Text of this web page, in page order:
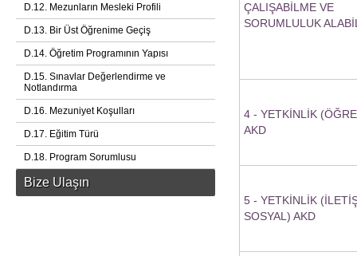
D.12. Mezunların Mesleki Profili
D.13. Bir Üst Öğrenime Geçiş
D.14. Öğretim Programının Yapısı
D.15. Sınavlar Değerlendirme ve
Notlandırma
D.16. Mezuniyet Koşulları
D.17. Eğitim Türü
D.18. Program Sorumlusu
Bize Ulaşın
ÇALIŞABİLME VE
SORUMLULUK
4 - YETKİNLİK
AKD
5 - YETKİNLİK
SOSYAL) AKD